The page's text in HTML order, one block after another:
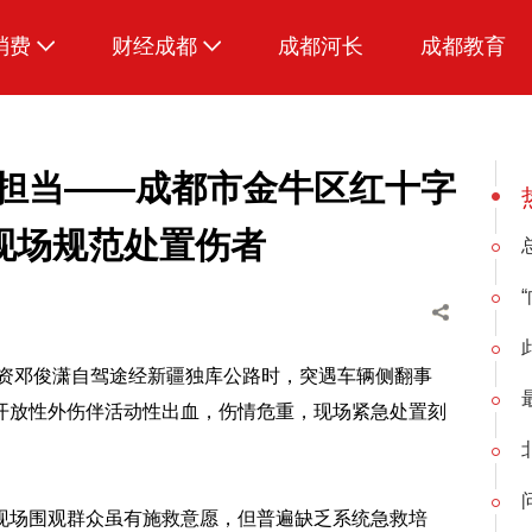
费 财经成都 成都河长 成都教育
当——成都市金牛区红十字
场规范处置伤者
邓俊潇自驾途经新疆独库公路时，突遇车辆侧翻事
性外伤伴活动性出血，伤情危重，现场紧急处置刻
围观群众虽有施救意愿，但普遍缺乏系统急救培